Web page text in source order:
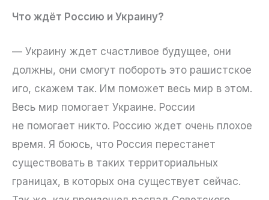
Что ждёт Россию и Украину?
— Украину ждет счастливое будущее, они
должны, они смогут побороть это рашистское
иго, скажем так. Им поможет весь мир в этом.
Весь мир помогает Украине. России
не помогает никто. Россию ждет очень плохое
время. Я боюсь, что Россия перестанет
существовать в таких территориальных
границах, в которых она существует сейчас.